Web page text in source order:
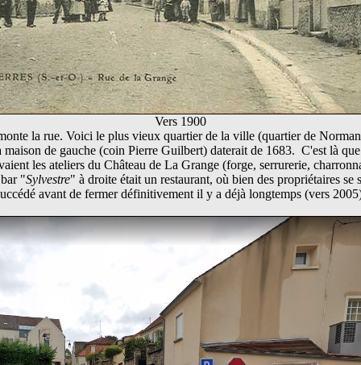
Vers 1900
la rue. Voici le plus vieux quartier de la ville (quartier de
maison de gauche (coin Pierre Guilbert) daterait de 1683. C'est là que
les ateliers du Château de La Grange (forge, serrurerie,
"Sylvestre" à droite était un restaurant, où bien des propriétaires se
avant de fermer définitivement il y a déjà longtemps (vers